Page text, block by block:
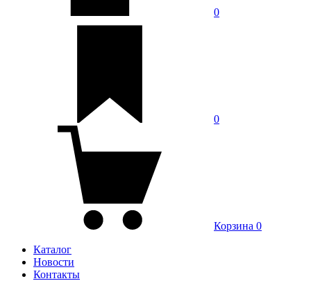
0
0
Корзина 0
Каталог
Новости
Контакты